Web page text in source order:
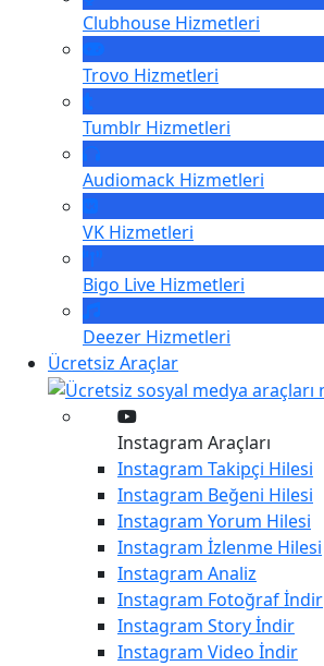
Clubhouse Hizmetleri
Trovo Hizmetleri
Tumblr Hizmetleri
Audiomack Hizmetleri
VK Hizmetleri
Bigo Live Hizmetleri
Deezer Hizmetleri
Ücretsiz Araçlar
Instagram Araçları
Instagram Takipçi Hilesi
Instagram Beğeni Hilesi
Instagram Yorum Hilesi
Instagram İzlenme Hilesi
Instagram Analiz
Instagram Fotoğraf İndir
Instagram Story İndir
Instagram Video İndir